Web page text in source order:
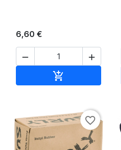
6,60 €
 

favorite_border